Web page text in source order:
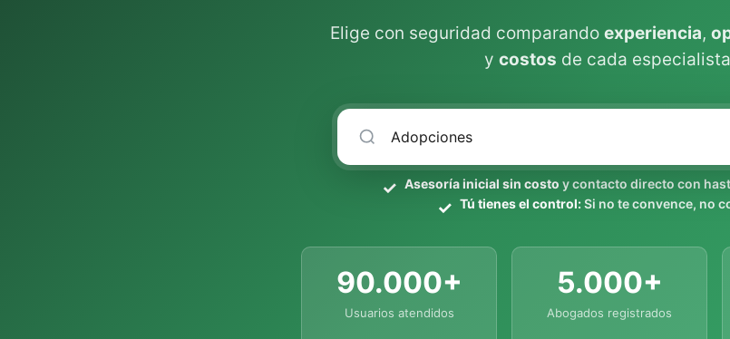
Elige con seguridad comparando experiencia,
y costos de cada
Asesoría inicial sin costo y contacto directo con
Tú tienes el control:Si no te convence, no
90.000+
Usuarios atendidos
5.000+
Abogados registrados